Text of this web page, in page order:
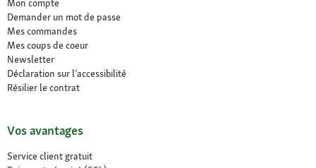
Mon compte
Demander un mot de passe
Mes commandes
Mes coups de coeur
Newsletter
Déclaration sur l’accessibilité
Résilier le contrat
Vos avantages
Service client gratuit